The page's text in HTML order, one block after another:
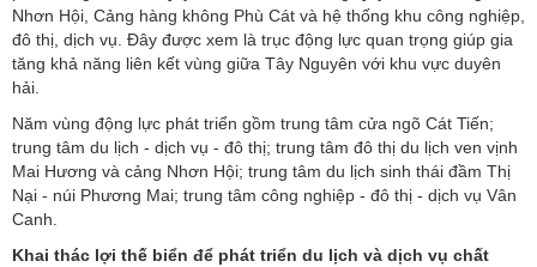
Nhơn Hội, Cảng hàng không Phù Cát và hệ thống khu công nghiệp,
đô thị, dịch vụ. Đây được xem là trục động lực quan trọng giúp gia
tăng khả năng liên kết vùng giữa Tây Nguyên với khu vực duyên
hải.
Năm vùng động lực phát triển gồm trung tâm cửa ngõ Cát Tiến;
trung tâm du lịch - dịch vụ - đô thị; trung tâm đô thị du lịch ven vịnh
Mai Hương và cảng Nhơn Hội; trung tâm du lịch sinh thái đầm Thị
Nại - núi Phương Mai; trung tâm công nghiệp - đô thị - dịch vụ Vân
Canh.
Khai thác lợi thế biển để phát triển du lịch và dịch vụ chất